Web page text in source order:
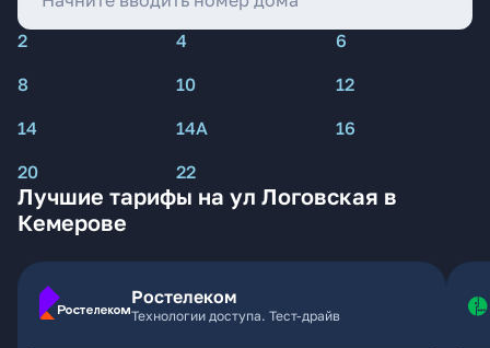
2 4
6
8
10
12
14
14А
16
20
22
Лучшие тарифы на ул Логовская в
Кемерове
Ростелеком
Технологии доступа. Тест-драйв